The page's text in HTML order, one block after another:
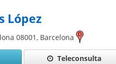
López
08001 , Barcelona
Teleconsulta